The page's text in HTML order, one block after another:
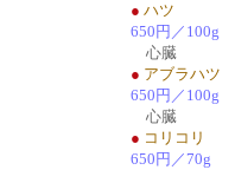
● ハツ
650円／100g
心臓
● アブラハツ
650円／100g
心臓
● コリコリ
650円／70g